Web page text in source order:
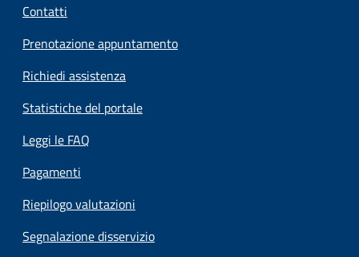
Contatti
Prenotazione appuntamento
Richiedi assistenza
Statistiche del portale
Leggi le FAQ
Pagamenti
Riepilogo valutazioni
Segnalazione disservizio